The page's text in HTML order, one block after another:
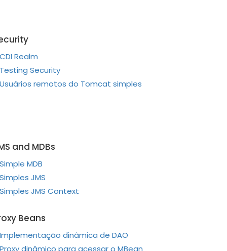
CDI Realm
Testing Security
Usuários remotos do Tomcat simples
and MDBs
Simple MDB
Simples JMS
Simples JMS Context
Beans
Implementação dinâmica de DAO
Proxy dinâmico para acessar o MBean